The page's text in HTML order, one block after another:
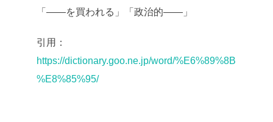
「――を買われる」「政治的――」
引用：
https://dictionary.goo.ne.jp/word/%E6%89%8B
%E8%85%95/